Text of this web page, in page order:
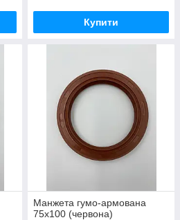
Купити
Манжета гумо-армована
75х100 (червона)